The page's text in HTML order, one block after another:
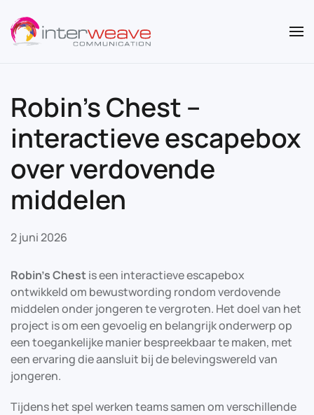
Overslaan en naar de inhoud gaan
Robin’s Chest –
interactieve escapebox
over verdovende
middelen
2 juni 2026
Robin’s Chestis een interactieve escapebox
ontwikkeld om bewustwording rondom verdovende
middelen onder jongeren te vergroten. Het doel van het
project is om een gevoelig en belangrijk onderwerp op
een toegankelijke manier bespreekbaar te maken, met
een ervaring die aansluit bij de belevingswereld van
jongeren.
Tijdens het spel werken teams samen om verschillende